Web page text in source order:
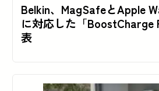
Belkin、MagSafeとApple
に対応した「BoostCharge
表